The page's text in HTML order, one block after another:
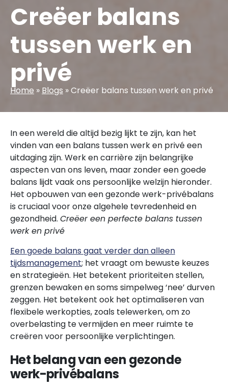
Creëer balans
tussen werk en
privé
Home » Blogs »Creëer balans tussen werk en privé
In een wereld die altijd bezig lijkt te zijn, kan het
vinden van een balans tussen werk en privé een
uitdaging zijn. Werk en carrière zijn belangrijke
aspecten van ons leven, maar zonder een goede
balans lijdt vaak ons persoonlijke welzijn hieronder.
Het opbouwen van een gezonde werk-privébalans
is cruciaal voor onze algehele tevredenheid en
gezondheid. Creëer een perfecte balans tussen
werk en privé
Een goede balans gaat verder dan alleen
tijdsmanagement; het vraagt om bewuste keuzes
en strategieën. Het betekent prioriteiten stellen,
grenzen bewaken en soms simpelweg ‘nee’ durven
zeggen. Het betekent ook het optimaliseren van
flexibele werkopties, zoals telewerken, om zo
overbelasting te vermijden en meer ruimte te
creëren voor persoonlijke verplichtingen.
Het belang van een gezonde
werk-privébalans